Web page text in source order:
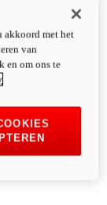
akkoord met het
van
en om ons te